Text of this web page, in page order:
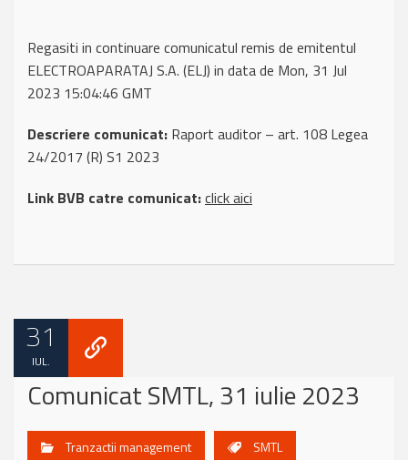
Regasiti in continuare comunicatul remis de emitentul
ELECTROAPARATAJ S.A. (ELJ) in data de Mon, 31 Jul
2023 15:04:46 GMT
Descriere comunicat: Raport auditor – art. 108 Legea
24/2017 (R) S1 2023
Link BVB catre comunicat:click aici
31
IUL.
Comunicat SMTL, 31 iulie 2023
Tranzactii management SMTL